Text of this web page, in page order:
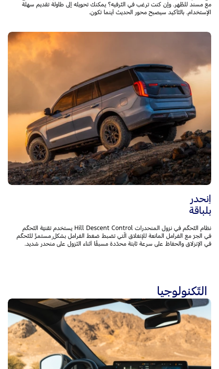
مع مسند للظّهر. وإن كنت ترغب في التّرفيه؟ يمكنك تحويله إلى طاولة تقديم سهلة
الإستخدام. بالتّأكيد سيصبح محور الحديث أينما تكون.
اِنحدر
بلباقة
نظام التّحكّم في نزول المنحدرات Hill Descent Control يستخدم تقنيّة التّحكّم
في الجرّ مع الفرامل المانعة للإنغلاق الّتي تضبط ضغط الفرامل بشكلٍ مستمرٍّ للتّحكّم
في الإنزلاق والحفاظ على سرعة ثابتة محدّدة مسبقًا أثناء النّزول على منحدر شديد.
التّكنولوجيا